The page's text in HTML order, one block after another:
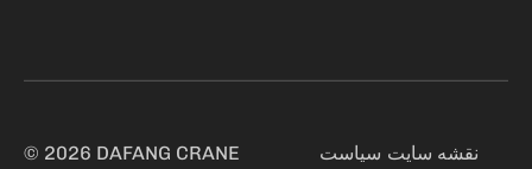
© 2026 DAFANG CRANE نقشه سایت سیاست